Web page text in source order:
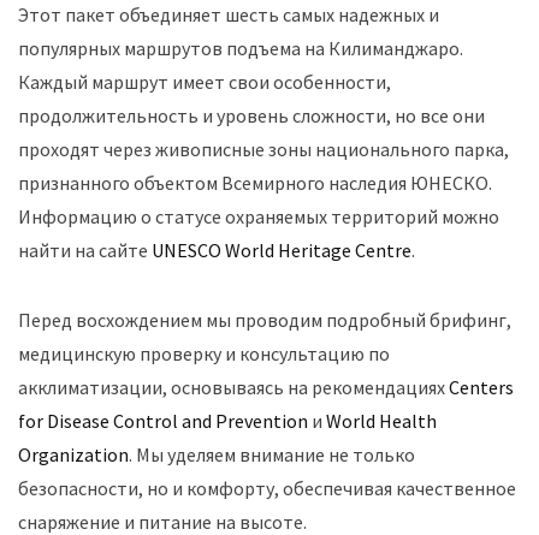
Этот пакет объединяет шесть самых надежных и
популярных маршрутов подъема на Килиманджаро.
Каждый маршрут имеет свои особенности,
продолжительность и уровень сложности, но все они
проходят через живописные зоны национального парка,
признанного объектом Всемирного наследия ЮНЕСКО.
Информацию о статусе охраняемых территорий можно
найти на сайте UNESCO World Heritage Centre.
Перед восхождением мы проводим подробный брифинг,
медицинскую проверку и консультацию по
акклиматизации, основываясь на рекомендацияхCenters
for Disease Control and Prevention и World Health
Organization. Мы уделяем внимание не только
безопасности, но и комфорту, обеспечивая качественное
снаряжение и питание на высоте.